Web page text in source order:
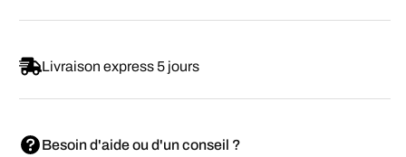
Livraison express 5 jours
Besoin d'aide ou d'un conseil ?